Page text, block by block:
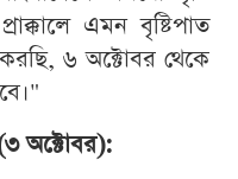
এমন বৃষ্টিপাত
৬ অক্টোবর থেকে
অক্টোবর):